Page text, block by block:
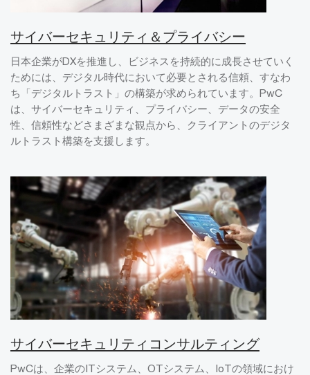
サイバーセキュリティ＆プライバシー
日本企業がDXを推進し、ビジネスを持続的に成長させていく
ためには、デジタル時代において必要とされる信頼、すなわ
ち「デジタルトラスト」の構築が求められています。PwC
は、サイバーセキュリティ、プライバシー、データの安全
性、信頼性などさまざまな観点から、クライアントのデジタ
ルトラスト構築を支援します。
サイバーセキュリティコンサルティング
PwCは、企業のITシステム、OTシステム、IoTの領域におけ